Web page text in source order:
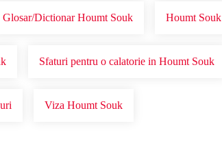
Glosar/Dictionar Houmt Souk Houmt Souk
Sfaturi pentru o calatorie in Houmt Souk
Viza Houmt Souk